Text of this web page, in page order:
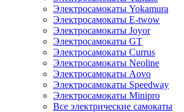
Электросамокаты Yokamura
Электросамокаты E-twow
Электросамокаты Joyor
Электросамокаты GT
Электросамокаты Currus
Электросамокаты Neoline
Электросамокаты Aovo
Электросамокаты Speedway
Электросамокаты Minipro
Все электрические самокаты